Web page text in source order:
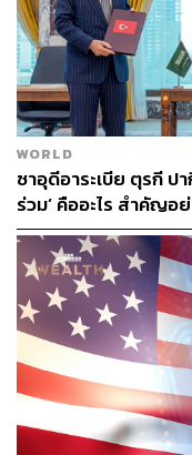
ขณะที่ UAE ได้สั่งปิดส
หลังถูกอิหร่านโจมตี ด้
น้ำมัน 2 แห่งของตนถู
แถลงอย่างดุดันว่า “ค
อิหร่านได้ถูกทำลายลง
ทางด้าน โดนัลด์ ทรัม
วิจารณ์การโจมตีของอิ
ของอิหร่าน ซึ่งเป็นต้น
โครงสร้างพื้นฐานพลั
สหรัฐฯ ไม่รู้เรื่องเกี่ย
ก็ไม่ได้มีส่วนเกี่ยวข้อ
ทรัมป์ยังได้ส่งสัญญาณเ
จะไม่โจมตีแหล่งก๊าซ
มหาศาลแห่งนี้อีกต่อไ
โง่เขลาด้วยการโจมตี
WORLD
ซาอุดีอาระเบีย ตุรกี ป
ร่วม’ คืออะไร สำคัญอย่